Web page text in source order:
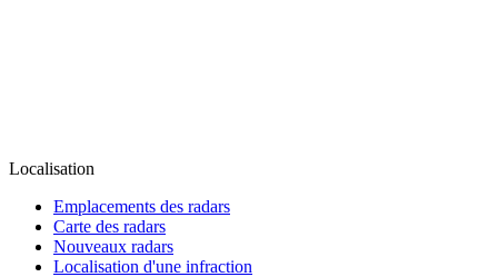
Localisation
Emplacements des radars
Carte des radars
Nouveaux radars
Localisation d'une infraction